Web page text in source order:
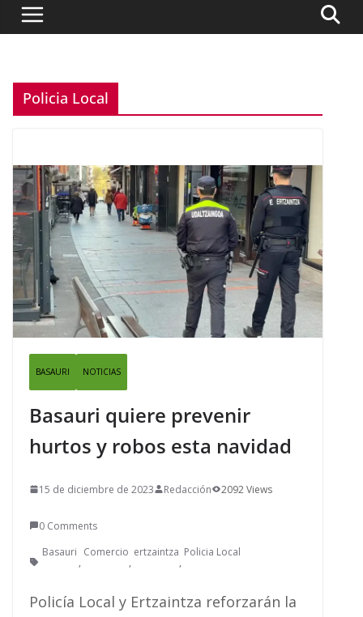
Policia Local
BASAURI NOTICIAS
Basauri quiere prevenir
hurtos y robos esta navidad
15 de diciembre de 2023 Redacción 2092 Views
0 Comments
Basauri
,
Comercio
,
ertzaintza
,
Policia Local
Policía Local y Ertzaintza reforzarán la